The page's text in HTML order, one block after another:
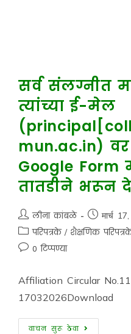
सर्व संलग्नीत
त्यांच्या ई-मेल
mun.ac.in)
Google Form
तातडीने भरून
लीना कांबळे मार्च
परिपत्रके / शैक्षणिक
0 टिप्पण्या
Affiliation Circular
17032026Download
वाचन सुरू ठेवा